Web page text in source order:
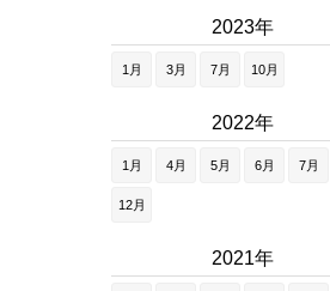
2023年
1月 3月 7月 10月
2022年
1月 4月 5月 6月 7月
12月
2021年